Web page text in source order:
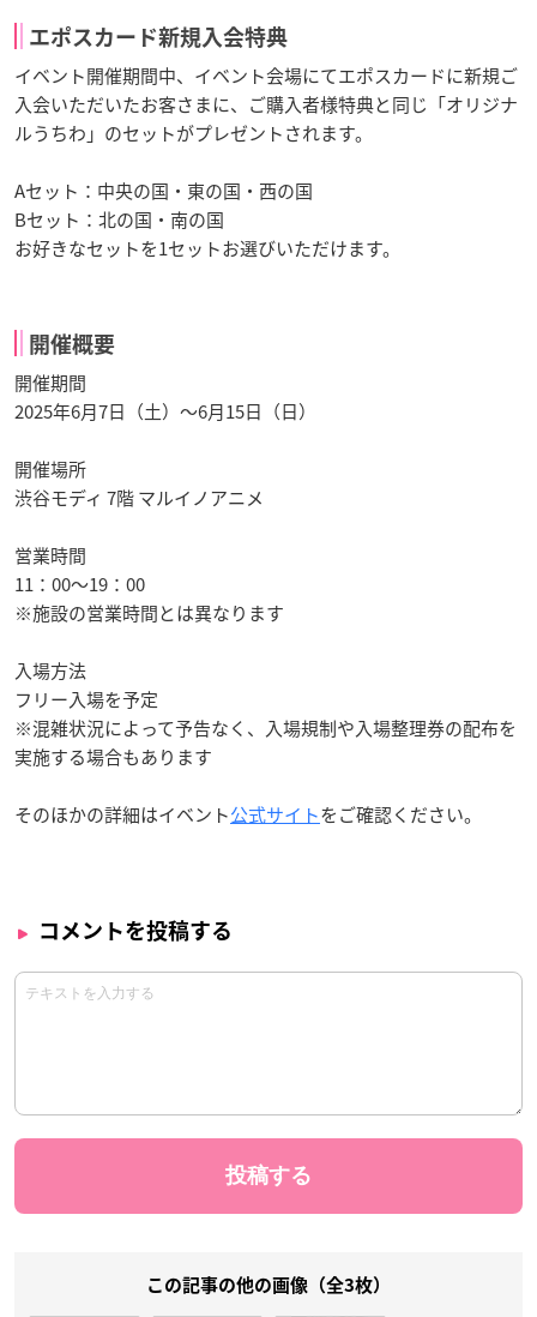
エポスカード新規入会特典
イベント開催期間中、イベント会場にてエポスカードに新規ご
入会いただいたお客さまに、ご購入者様特典と同じ「オリジナ
ルうちわ」のセットがプレゼントされます。
Aセット：中央の国・東の国・西の国
Bセット：北の国・南の国
お好きなセットを1セットお選びいただけます。
開催概要
開催期間
2025年6月7日（土）～6月15日（日）
開催場所
渋谷モディ 7階 マルイノアニメ
営業時間
11：00～19：00
※施設の営業時間とは異なります
入場方法
フリー入場を予定
※混雑状況によって予告なく、入場規制や入場整理券の配布を
実施する場合もあります
そのほかの詳細はイベント公式サイトをご確認ください。
コメントを投稿する
この記事の他の画像（全3枚）